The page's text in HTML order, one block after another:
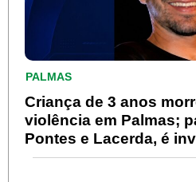
PALMAS
Criança de 3 anos
violência em Palmas;
Pontes e Lacerda, é